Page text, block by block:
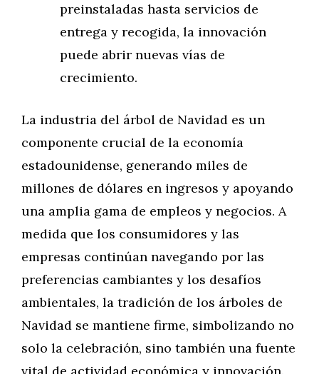
preinstaladas hasta servicios de
entrega y recogida, la innovación
puede abrir nuevas vías de
crecimiento.
La industria del árbol de Navidad es un
componente crucial de la economía
estadounidense, generando miles de
millones de dólares en ingresos y apoyando
una amplia gama de empleos y negocios. A
medida que los consumidores y las
empresas continúan navegando por las
preferencias cambiantes y los desafíos
ambientales, la tradición de los árboles de
Navidad se mantiene firme, simbolizando no
solo la celebración, sino también una fuente